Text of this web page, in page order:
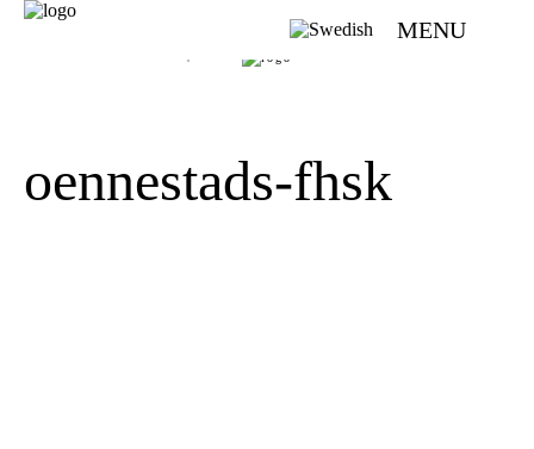
MENU
oennestads-fhsk